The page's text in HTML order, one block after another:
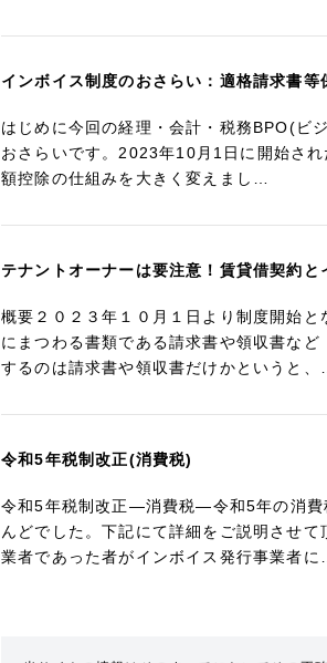
インボイス制度のおさらい：適格請求書等
はじめに今回の経理・会計・税務BPO(ビ
おさらいです。2023年10月1日に開始さ
額控除の仕組みを大きく変えまし…
テナントオーナーは要注意！賃貸借契約と
概要２０２３年１０月１日より制度開始
にまつわる書類である請求書や領収書な
するのは請求書や領収書だけかというと
令和5年税制改正(消費税)
令和5年税制改正―消費税―令和5年の消費
んどでした。下記にて詳細をご説明させ
業者であった者がインボイス発行事業者